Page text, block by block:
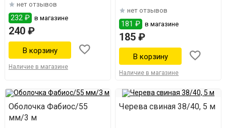
нет отзывов
232 ₽ в магазине
240 ₽
Наличие в магазине
нет отзывов
181 ₽ в магазине
185 ₽
Наличие в магазине
Оболочка Фабиос/55
мм/3 м
Черева свиная 38/40, 5 м